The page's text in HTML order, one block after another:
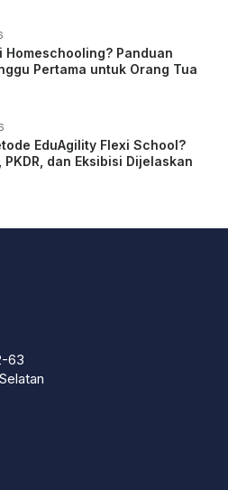
Homeschooling? Panduan
Pertama untuk Orang Tua
EduAgility Flexi School?
PKDR, dan Eksibisi Dijelaskan
63